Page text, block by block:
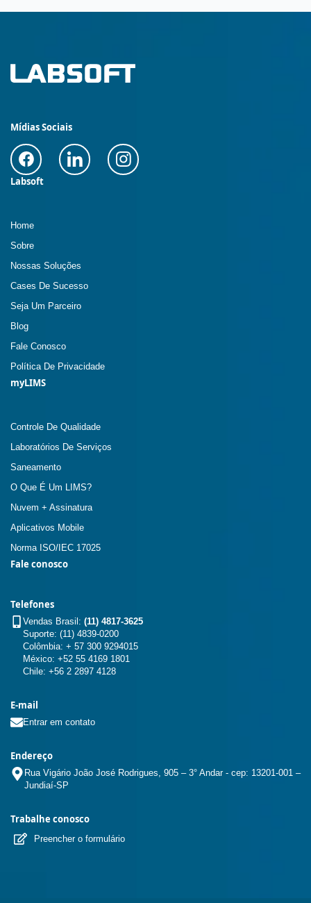
Mídias Sociais
Labsoft
Home
Sobre
Nossas Soluções
Cases De Sucesso
Seja Um Parceiro
Blog
Fale Conosco
Política De Privacidade
myLIMS
Controle De Qualidade
Laboratórios De Serviços
Saneamento
O Que É Um LIMS?
Nuvem + Assinatura
Aplicativos Mobile
Norma ISO/IEC 17025
Fale conosco
Telefones
Vendas Brasil: (11) 4817-3625
Suporte: (11) 4839-0200
Colômbia: + 57 300 9294015
México: +52 55 4169 1801
Chile: +56 2 2897 4128
E-mail
Entrar em contato
Endereço
Rua Vigário João José Rodrigues, 905 – 3° Andar - cep: 13201-001 –
Jundiaí-SP
Trabalhe conosco
Preencher o formulário